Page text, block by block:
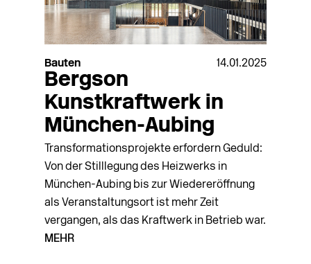
Bauten 14.01.2025
Bergson
Kunstkraftwerk in
München-Aubing
Transformationsprojekte erfordern Geduld:
Von der Stilllegung des Heizwerks in
München-Aubing bis zur Wiedereröffnung
als Veranstaltungsort ist mehr Zeit
vergangen, als das Kraftwerk in Betrieb war.
MEHR